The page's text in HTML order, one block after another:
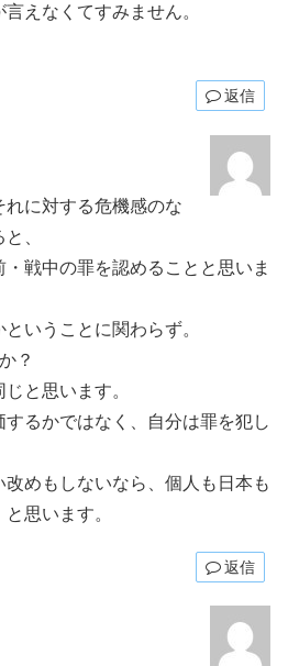
えなくてすみません。
返信
に対する危機感のな
、
戦中の罪を認めることと思いま
いうことに関わらず。
？
と思います。
るかではなく、自分は罪を犯し
めもしないなら、個人も日本も
思います。
返信